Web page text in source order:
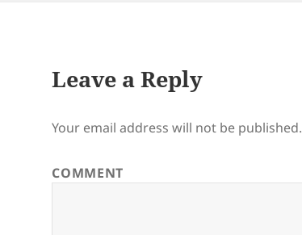
Leave a Reply
Your email address will not be published.
COMMENT